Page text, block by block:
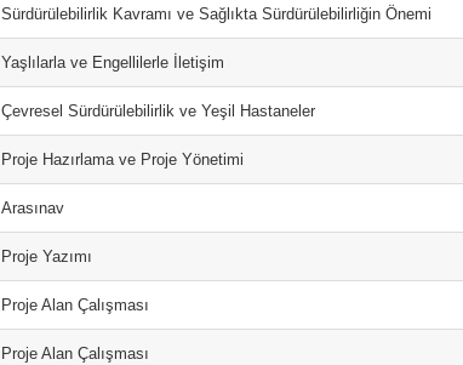
Sürdürülebilirlik Kavramı ve Sağlıkta Sürdürülebilirliğin Önemi
Yaşlılarla ve Engellilerle İletişim
Çevresel Sürdürülebilirlik ve Yeşil Hastaneler
Proje Hazırlama ve Proje Yönetimi
Arasınav
Proje Yazımı
Proje Alan Çalışması
Proje Alan Çalışması